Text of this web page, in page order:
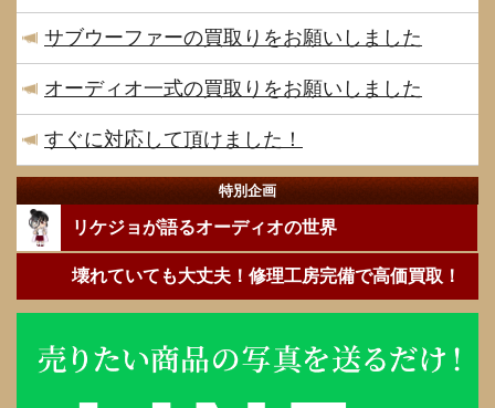
サブウーファーの買取りをお願いしました
オーディオ一式の買取りをお願いしました
すぐに対応して頂けました！
特別企画
リケジョが語るオーディオの世界
壊れていても大丈夫！修理工房完備で高価買取！